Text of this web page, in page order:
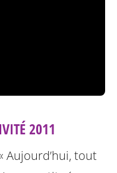
2011
Aujourd’hui, tout